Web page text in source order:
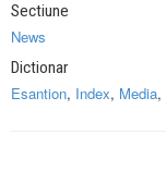
Sectiune
News
Dictionar
Esantion, Index, Media,